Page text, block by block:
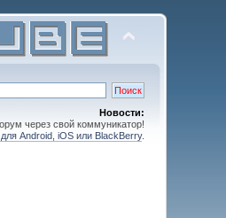
Новости:
через свой коммуникатор!
Android, iOS или BlackBerry.